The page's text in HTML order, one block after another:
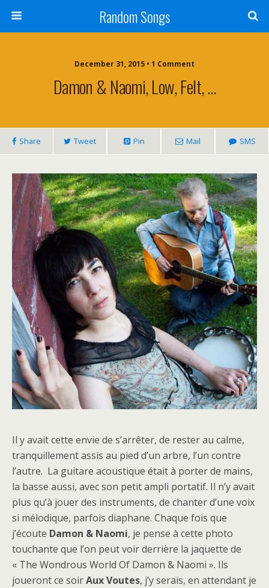
Random Songs
December 31, 2015 • 1 Comment
Damon & Naomi, Low, Felt, …
Share Tweet Pin Mail SMS
Il y avait cette envie de s’arrêter, de rester au calme,
tranquillement assis au pied d’un arbre, l’un contre
l’autre. La guitare acoustique était à porter de mains,
la basse aussi, avec son petit ampli portatif. Il n’y avait
plus qu’à jouer des instruments, de chanter d’une voix
si mélodique, parfois diaphane. Chaque fois que
j’écoute Damon & Naomi, je pense à cette photo
touchante que l’on peut voir derrière la jaquette de
« The Wondrous World Of Damon & Naomi ». Ils
joueront ce soirAux Voutes, j’y serais, en attendant je